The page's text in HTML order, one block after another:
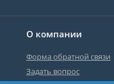
О компании
Форма обратной связи
Задать вопрос